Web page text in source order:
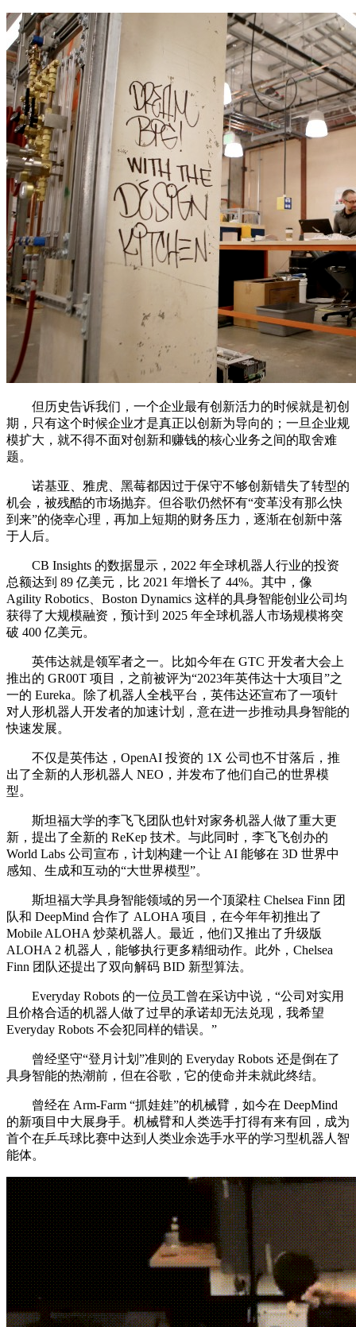
但历史告诉我们，一个企业最有创新活力的时候就是初创
期，只有这个时候企业才是真正以创新为导向的；一旦企业规
模扩大，就不得不面对创新和赚钱的核心业务之间的取舍难
题。
诺基亚、雅虎、黑莓都因过于保守不够创新错失了转型的
机会，被残酷的市场抛弃。但谷歌仍然怀有“变革没有那么快
到来”的侥幸心理，再加上短期的财务压力，逐渐在创新中落
于人后。
CB Insights 的数据显示，2022 年全球机器人行业的投资
总额达到 89 亿美元，比 2021 年增长了 44%。其中，像
Agility Robotics、Boston Dynamics 这样的具身智能创业公司均
获得了大规模融资，预计到 2025 年全球机器人市场规模将突
破 400 亿美元。
英伟达就是领军者之一。比如今年在 GTC 开发者大会上
推出的 GR00T 项目，之前被评为“2023年英伟达十大项目”之
一的 Eureka。除了机器人全栈平台，英伟达还宣布了一项针
对人形机器人开发者的加速计划，意在进一步推动具身智能的
快速发展。
不仅是英伟达，OpenAI 投资的 1X 公司也不甘落后，推
出了全新的人形机器人 NEO，并发布了他们自己的世界模
型。
斯坦福大学的李飞飞团队也针对家务机器人做了重大更
新，提出了全新的 ReKep 技术。与此同时，李飞飞创办的
World Labs 公司宣布，计划构建一个让 AI 能够在 3D 世界中
感知、生成和互动的“大世界模型”。
斯坦福大学具身智能领域的另一个顶梁柱 Chelsea Finn 团
队和 DeepMind 合作了 ALOHA 项目，在今年年初推出了
Mobile ALOHA 炒菜机器人。最近，他们又推出了升级版
ALOHA 2 机器人，能够执行更多精细动作。此外，Chelsea
Finn 团队还提出了双向解码 BID 新型算法。
Everyday Robots 的一位员工曾在采访中说，“公司对实用
且价格合适的机器人做了过早的承诺却无法兑现，我希望
Everyday Robots 不会犯同样的错误。”
曾经坚守“登月计划”准则的 Everyday Robots 还是倒在了
具身智能的热潮前，但在谷歌，它的使命并未就此终结。
曾经在 Arm-Farm “抓娃娃”的机械臂，如今在 DeepMind
的新项目中大展身手。机械臂和人类选手打得有来有回，成为
首个在乒乓球比赛中达到人类业余选手水平的学习型机器人智
能体。